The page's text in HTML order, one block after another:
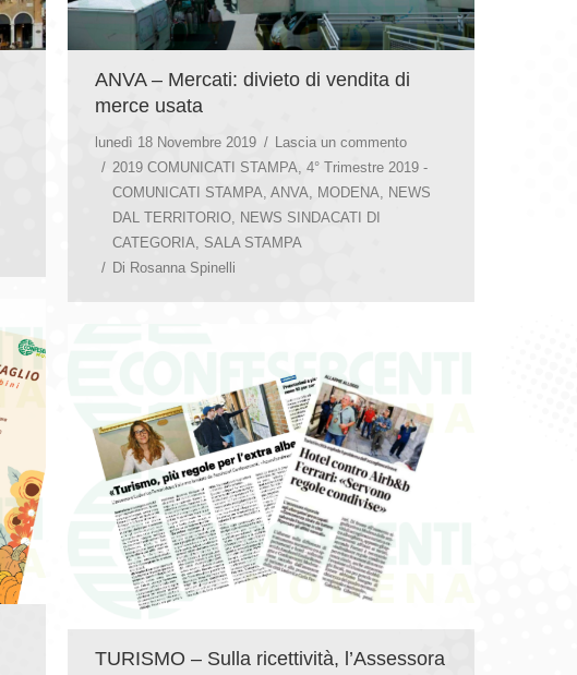
ANVA – Mercati: divieto di vendita di
merce usata
lunedì 18 Novembre 2019
Lascia un commento
2019 COMUNICATI STAMPA 4° Trimestre 2019 -
COMUNICATI STAMPA ANVA MODENA
NEWS
DAL TERRITORIO
NEWS SINDACATI DI
CATEGORIA
SALA STAMPA
Di Rosanna Spinelli
TURISMO – Sulla ricettività, l’Assessora